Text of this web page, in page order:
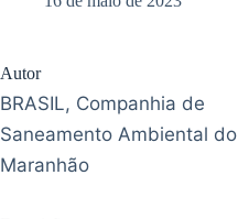
Autor
BRASIL, Companhia de
Saneamento Ambiental do
Maranhão